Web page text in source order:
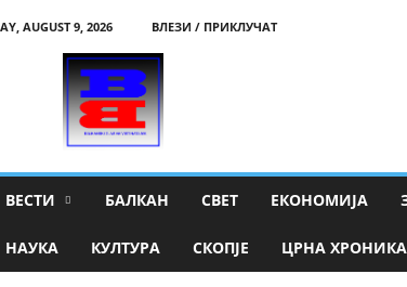
AUGUST 9, 2026
ВЛЕЗИ / ПРИКЛУЧАТ
ВЕСТИ БАЛКАН СВЕТ ЕКОНОМИЈА
НАУКА КУЛТУРА СКОПЈЕ ЦРНА ХРОНИКА